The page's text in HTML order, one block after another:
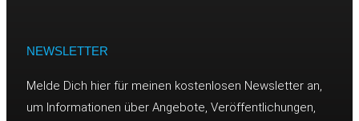
NEWSLETTER
Melde Dich hier für meinen kostenlosen Newsletter an,
um Informationen über Angebote, Veröffentlichungen,